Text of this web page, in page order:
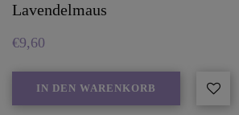
Lavendelmaus
€9,60
IN DEN WARENKORB